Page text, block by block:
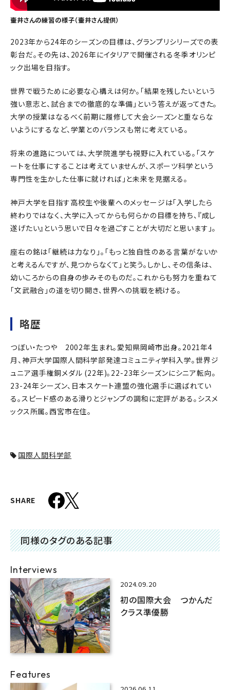
壷井さんの練習の様子（壷井さん提供）
2023年から24年のシーズンの目標は、グランプリシリーズでの表
彰台だ。その先は、2026年にイタリアで開催される冬季オリンピ
ック出場を目指す。
世界で戦うために必要な心構えは何か。「結果を残したいという
強い意志と、試合までの徹底的な準備」という答えが返ってきた。
大学の授業はなるべく前期に履修して大会シーズンと重ならな
いようにするなど、学業とのバランスも常に考えている。
将来の進路については、大学院進学も視野に入れている。「スケ
ートを仕事にすることは考えていませんが、スポーツ科学という
専門性を生かした仕事に就ければ」と未来を見据える。
神戸大学を目指す高校生や後輩へのメッセージは「入学したら
終わりではなく、大学に入ってからも何らかの目標を持ち、『成し
遂げたい』という思いで日々を過ごすことが大切だと思います」。
座右の銘は「継続は力なり」。「もっと独自性のある言葉がないか
と考えるんですが、見つからなくて」と笑う。しかし、その信条は、
幼いころからの自身の歩みそのものだ。これからも努力を重ねて
「文武融合」の道を切り開き、世界への挑戦を続ける。
略歴
つぼい・たつや 2002年生まれ。愛知県岡崎市出身。2021年4
月、神戸大学国際人間科学部発達コミュニティ学科入学。世界ジ
ュニア選手権銅メダル (22年)。22-23年シーズンにシニア転向。
23-24年シーズン、日本スケート連盟の強化選手に選ばれてい
る。スピード感のある滑りとジャンプの調和に定評がある。シスメ
ックス所属。西宮市在住。
国際人間科学部
SHARE
同様のタグのある記事
Interviews
2024.09.20
初の国際大会 つかんだ
クラス準優勝
Features